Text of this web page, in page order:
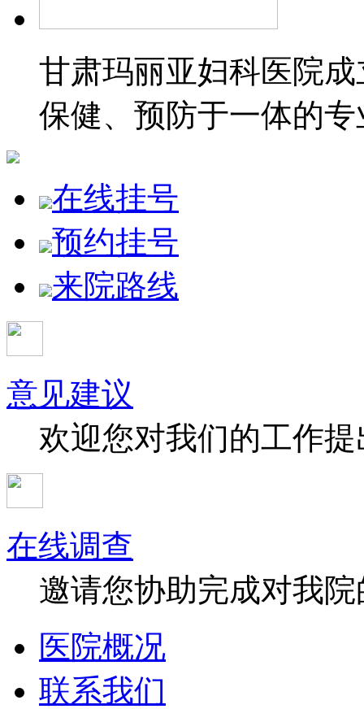
甘肃玛丽亚妇科医院
保健、预防于一体的
在线挂号
预约挂号
来院路线
意见建议
欢迎您对我们的工作
在线调查
邀请您协助完成对我
医院概况
联系我们